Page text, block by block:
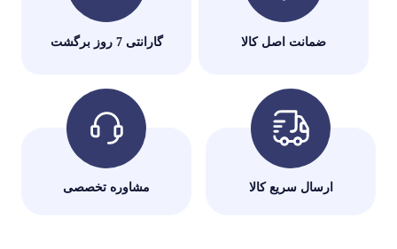
ضمانت اصل کالا گارانتی 7 روز برگشت
ارسال سریع کالا مشاوره تخصصی